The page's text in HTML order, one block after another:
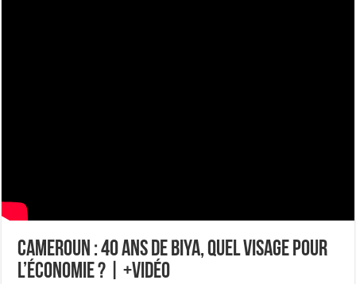
Cameroun : 40 ans de Biya, quel visage pour
l’économie ? | +vidéo